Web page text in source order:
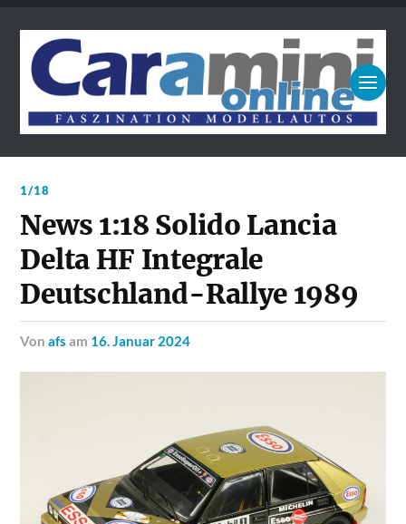
1/18
News 1:18 Solido Lancia
Delta HF Integrale
Deutschland-Rallye 1989
vonafs am 16. Januar 2024